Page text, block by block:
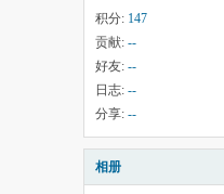
积分: 147
贡献: --
好友: --
日志: --
分享: --
相册